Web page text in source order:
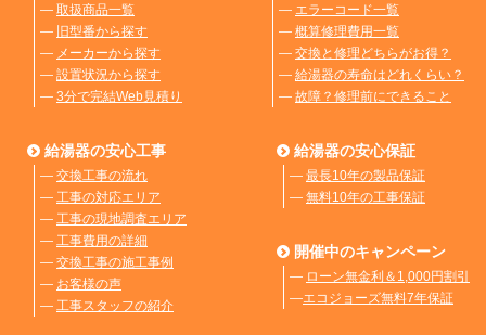
― 取扱商品一覧
― 旧型番から探す
― メーカーから探す
― 設置状況から探す
― 3分で完結Web見積り
― エラーコード一覧
― 概算修理費用一覧
― 交換と修理どちらがお得？
― 給湯器の寿命はどれくらい？
― 故障？修理前にできること
給湯器の安心工事
― 交換工事の流れ
― 工事の対応エリア
― 工事の現地調査エリア
― 工事費用の詳細
― 交換工事の施工事例
― お客様の声
― 工事スタッフの紹介
給湯器の安心保証
― 最長10年の製品保証
― 無料10年の工事保証
開催中のキャンペーン
― ローン無金利＆1,000円割引
―エコジョーズ無料7年保証